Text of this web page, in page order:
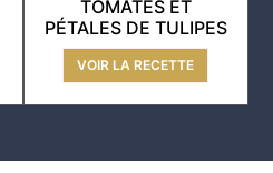
TOMATES ET
PÉTALES DE TULIPES
VOIR LA RECETTE